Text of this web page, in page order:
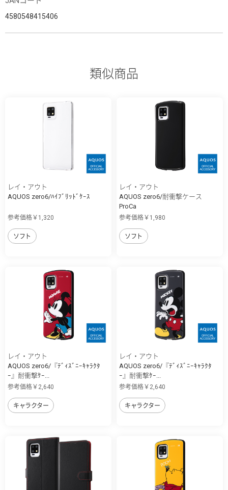
4580548415406
類似商品
レイ・アウト
AQUOS zero6/ﾊｲﾌﾞﾘｯﾄﾞｹｰｽ
参考価格￥1,320
ソフト
レイ・アウト
AQUOS zero6/耐衝撃ケース
ProCa
参考価格￥1,980
ソフト
レイ・アウト
AQUOS zero6/『ﾃﾞｨｽﾞﾆｰｷｬﾗｸﾀ
ｰ』耐衝撃ｹｰ...
参考価格￥2,640
キャラクター
レイ・アウト
AQUOS zero6/『ﾃﾞｨｽﾞﾆｰｷｬﾗｸﾀ
ｰ』耐衝撃ｹｰ...
参考価格￥2,640
キャラクター